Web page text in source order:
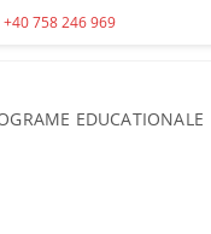
+40 758 246 969
EDUCATIONALE